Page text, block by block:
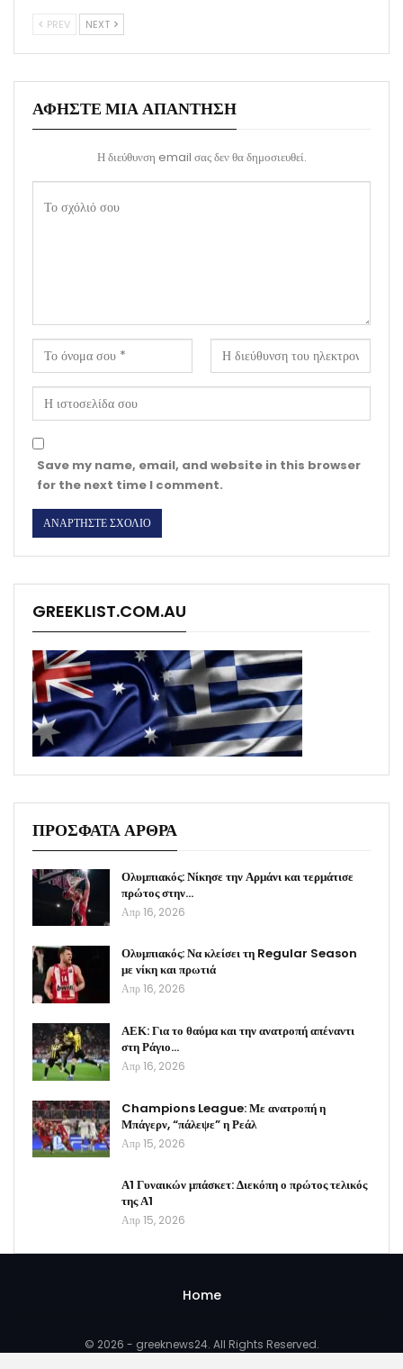
PREV NEXT
ΑΦΉΣΤΕ ΜΙΑ ΑΠΆΝΤΗΣΗ
Η διεύθυνση email σας δεν θα δημοσιευθεί.
Save my name, email, and website in this browser
for the next time I comment.
GREEKLIST.COM.AU
ΠΡΟΣΦΑΤΑ ΑΡΘΡΑ
Ολυμπιακός: Νίκησε την Αρμάνι και τερμάτισε
πρώτος στην…
Απρ 16, 2026
Ολυμπιακός: Να κλείσει τη Regular Season
με νίκη και πρωτιά
Απρ 16, 2026
ΑΕΚ: Για το θαύμα και την ανατροπή απέναντι
στη Ράγιο…
Απρ 16, 2026
Champions League: Με ανατροπή η
Μπάγερν, “πάλεψε” η Ρεάλ
Απρ 15, 2026
Α1 Γυναικών μπάσκετ: Διεκόπη ο πρώτος τελικός
της Α1
Απρ 15, 2026
Home
© 2026 - greeknews24. All Rights Reserved.